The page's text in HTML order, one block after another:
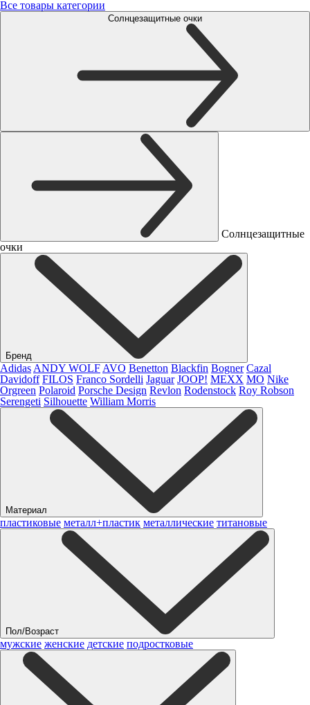
Все товары категории
Солнцезащитные очки
Солнцезащитные
очки
Бренд
Adidas ANDY WOLF AVO Benetton Blackfin Bogner Cazal
Davidoff FILOS Franco Sordelli Jaguar JOOP! MEXX MO Nike
Orgreen Polaroid Porsche Design Revlon Rodenstock Roy Robson
Serengeti Silhouette William Morris
Материал
пластиковые металл+пластик металлические титановые
Пол/Возраст
мужские женские детские подростковые